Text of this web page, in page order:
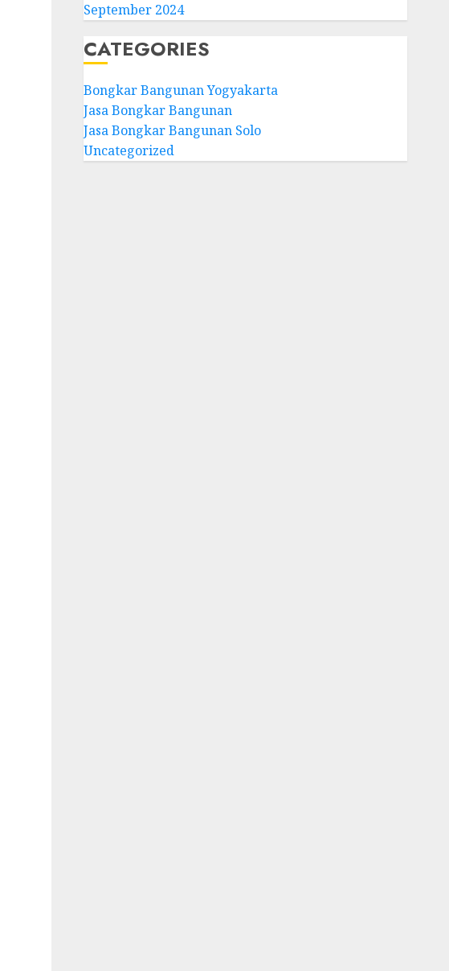
September 2024
CATEGORIES
Bongkar Bangunan Yogyakarta
Jasa Bongkar Bangunan
Jasa Bongkar Bangunan Solo
Uncategorized